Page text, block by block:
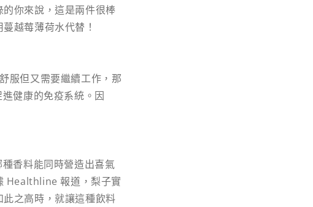
你來說，這是兩件很棒
越莓薄荷水代替！
服但又需要繼續工作，那
健康的免疫系統。因
香料能同時營造出喜氣
Healthline 報道，梨子實
之高時，就讓這種飲料